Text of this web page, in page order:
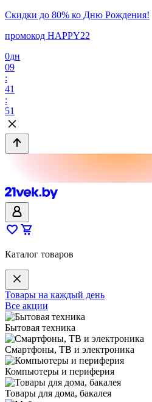
Скидки до 80% ко Дню Рождения!
промокод HAPPY22
0дн
09
:
41
:
51
Каталог товаров
Товары на каждый день
Все акции
Бытовая техника
Смартфоны, ТВ и электроника
Компьютеры и периферия
Товары для дома, бакалея